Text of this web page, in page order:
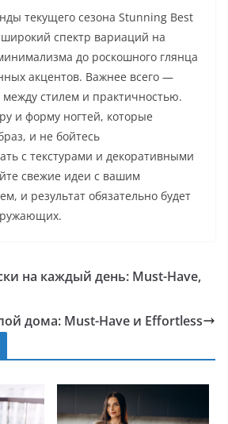
текущего сезона Stunning Best
спектр вариаций на
до роскошного глянца
акцентов. Важнее всего —
между стилем и практичностью.
и форму ногтей, которые
и не бойтесь
с текстурами и декоративными
свежие идеи с вашим
и результат обязательно будет
на каждый день: Must-Have,
дома: Must-Have и Effortless